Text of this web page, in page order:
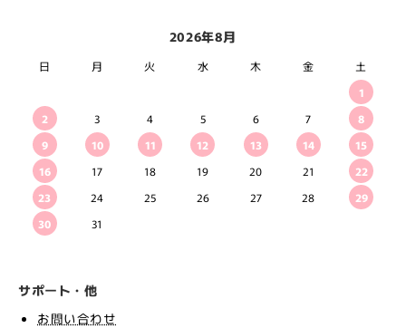
2026年8月
日 月 火 水 木 金
土
1
2
3 4 5 6 7
8
9
10 11 12 13 14
15
16
17 18 19 20 21
22
23
24 25 26 27 28
29
30
31
サポート・他
お問い合わせ